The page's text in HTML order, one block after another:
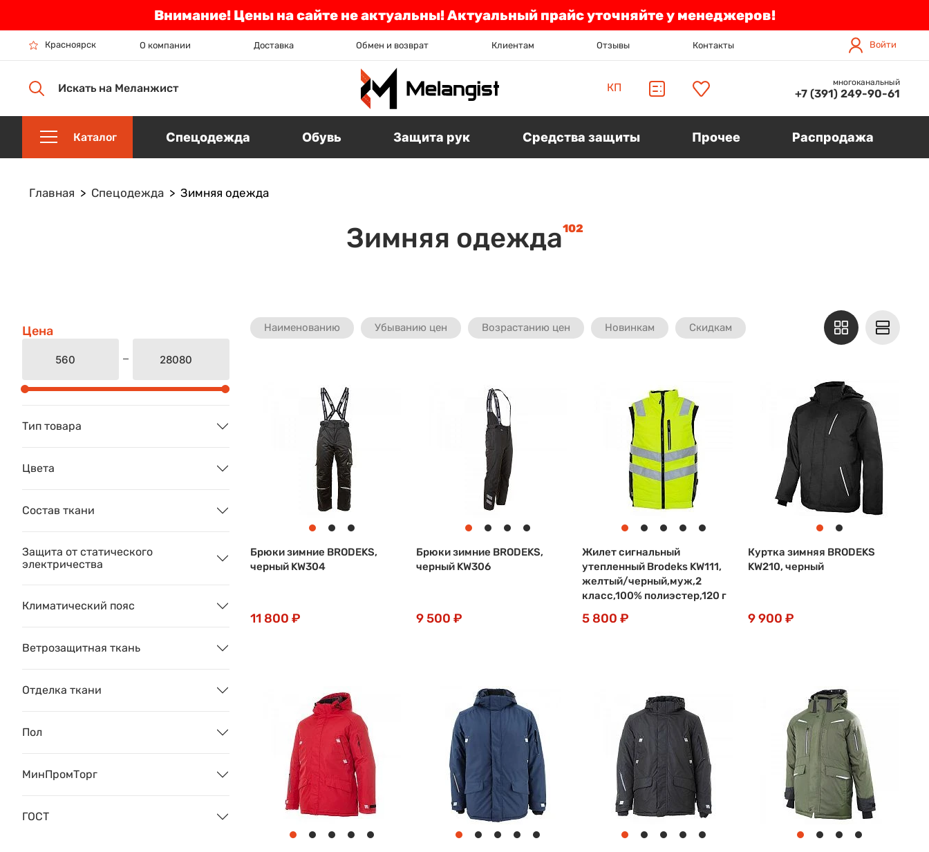
Внимание! Цены на сайте не актуальны! Актуальный прайс уточняйте у менеджеров!
Красноярск О компании Доставка Обмен и возврат Клиентам Отзывы Контакты Войти
Искать на Меланжист КП многоканальный
+7 (391) 249-90-61
Каталог Спецодежда Обувь Защита рук Средства защиты Прочее Распродажа
Главная Спецодежда Зимняя одежда
Зимняя одежда102
Цена
Тип товара
Цвета
Состав ткани
Защита от статического
электричества
Климатический пояс
Ветрозащитная ткань
Отделка ткани
Пол
МинПромТорг
ГОСТ
Наименованию Убыванию цен Возрастанию цен Новинкам Скидкам
Брюки зимние BRODEKS,
черный KW304
11 800 ₽
Брюки зимние BRODEKS,
черный KW306
9 500 ₽
Жилет сигнальный
утепленный Brodeks KW111,
желтый/черный,муж,2
класс,100% полиэстер,120 г
5 800 ₽
Куртка зимняя BRODEKS
KW210, черный
9 900 ₽